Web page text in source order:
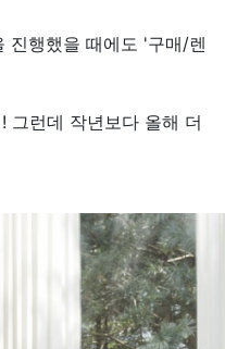
진행했을 때에도 '구매/렌
그런데 작년보다 올해 더